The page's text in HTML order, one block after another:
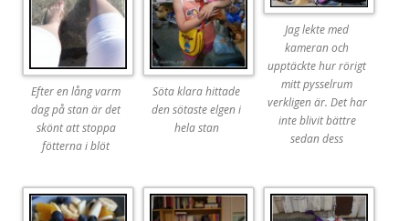
Efter en lång varm
dag på stan är det
skönt att stoppa
fötterna i blöt
Söta klara hittade
den sötaste elgen i
hela stan
Jag lekte med
kameran och
upptäckte hur rörigt
mitt pysselrum
verkligen är. Det har
inte blivit bättre
sedan dess